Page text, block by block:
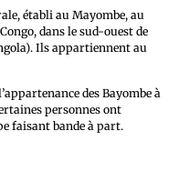
établi au Mayombe, au
dans le sud-ouest de
Ils appartiennent au
des Bayombe à
personnes ont
faisant bande à part.